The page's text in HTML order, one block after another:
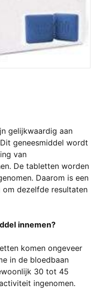
gelijkwaardig aan
geneesmiddel wordt
van
De tabletten worden
Daarom is een
dezelfde resultaten
innemen?
komen ongeveer
in de bloedbaan
30 tot 45
ingenomen.